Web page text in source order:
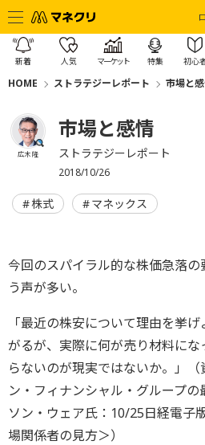
新着 人気 マーケット 特集 初心
HOME ストラテジーレポート 市場と
広木 隆
市場と感情
ストラテジーレポート
2018/10/26
株式 マネックス
今回のスパイラル的な株価急落
う声が多い。
「最近の株安について理由を挙
がるが、実際に何が売り材料に
らないのが現実ではないか。」
ン・フィナンシャル・グループ
ソン・ウェア氏：10/25日経電子
場関係者の見方＞）